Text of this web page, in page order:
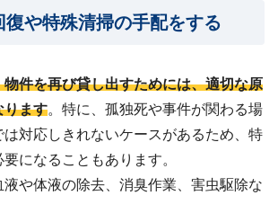
復や特殊清掃の手配をする
件を再び貸し出すためには、適切な原
ります。特に、孤独死や事件が関わる場
対応しきれないケースがあるため、特
になることもあります。
や体液の除去、消臭作業、害虫駆除な